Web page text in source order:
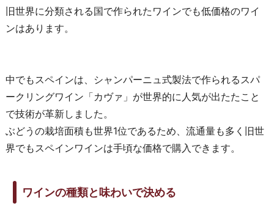
旧世界に分類される国で作られたワインでも低価格のワイ
ンはあります。
中でもスペインは、シャンパーニュ式製法で作られるスパ
ークリングワイン「カヴァ」が世界的に人気が出たたこと
で技術が革新しました。
ぶどうの栽培面積も世界1位であるため、流通量も多く旧世
界でもスペインワインは手頃な価格で購入できます。
ワインの種類と味わいで決める